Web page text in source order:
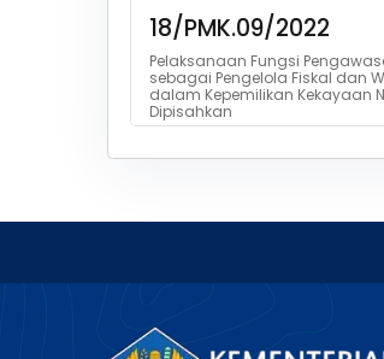
18/PMK.09/2022
Pelaksanaan Fungsi
sebagai Pengelola Fiskal dan
dalam Kepemilikan Kekayaan
Dipisahkan